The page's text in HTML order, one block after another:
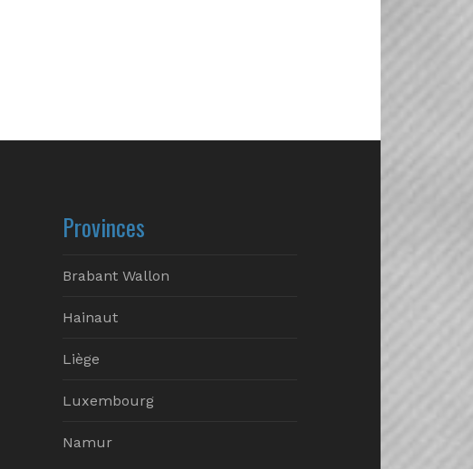
Provinces
Brabant Wallon
Hainaut
Liège
Luxembourg
Namur